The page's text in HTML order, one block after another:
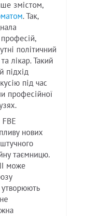
змістом,
. Так,
політичний
лікар. Такий
підхід
під час
професійної
FBE
нових
таємницю.
може
утворюють